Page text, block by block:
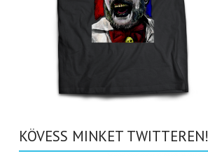
KÖVESS MINKET TWITTEREN!